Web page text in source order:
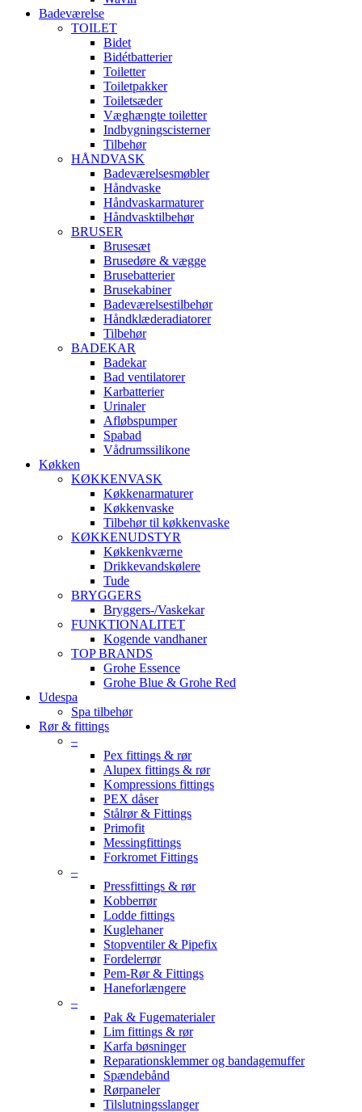
Badeværelse
TOILET
Bidet
Bidétbatterier
Toiletter
Toiletpakker
Toiletsæder
Væghængte toiletter
Indbygningscisterner
Tilbehør
HÅNDVASK
Badeværelsesmøbler
Håndvaske
Håndvaskarmaturer
Håndvasktilbehør
BRUSER
Brusesæt
Brusedøre & vægge
Brusebatterier
Brusekabiner
Badeværelsestilbehør
Håndklæderadiatorer
Tilbehør
BADEKAR
Badekar
Bad ventilatorer
Karbatterier
Urinaler
Afløbspumper
Spabad
Vådrumssilikone
Køkken
KØKKENVASK
Køkkenarmaturer
Køkkenvaske
Tilbehør til køkkenvaske
KØKKENUDSTYR
Køkkenkværne
Drikkevandskølere
Tude
BRYGGERS
Bryggers-/Vaskekar
FUNKTIONALITET
Kogende vandhaner
TOP BRANDS
Grohe Essence
Grohe Blue & Grohe Red
Udespa
Spa tilbehør
Rør & fittings
–
Pex fittings & rør
Alupex fittings & rør
Kompressions fittings
PEX dåser
Stålrør & Fittings
Primofit
Messingfittings
Forkromet Fittings
–
Pressfittings & rør
Kobberrør
Lodde fittings
Kuglehaner
Stopventiler & Pipefix
Fordelerrør
Pem-Rør & Fittings
Haneforlængere
–
Pak & Fugematerialer
Lim fittings & rør
Karfa bøsninger
Reparationsklemmer og bandagemuffer
Spændebånd
Rørpaneler
Tilslutningsslanger